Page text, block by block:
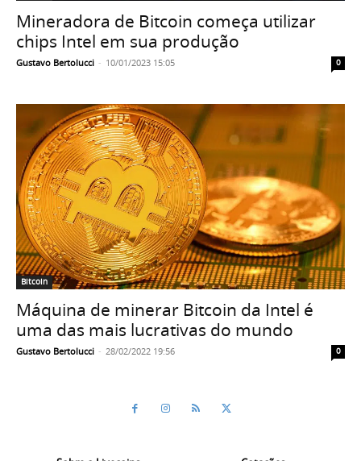
Mineradora de Bitcoin começa utilizar
chips Intel em sua produção
Gustavo Bertolucci - 10/01/2023 15:05 0
Bitcoin
Máquina de minerar Bitcoin da Intel é
uma das mais lucrativas do mundo
Gustavo Bertolucci - 28/02/2022 19:56 0